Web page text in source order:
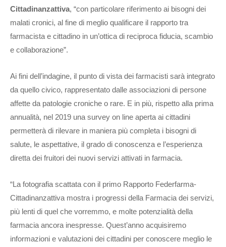
Cittadinanzattiva, “con particolare riferimento ai bisogni dei
malati cronici, al fine di meglio qualificare il rapporto tra
farmacista e cittadino in un’ottica di reciproca fiducia, scambio
e collaborazione”.
Ai fini dell’indagine, il punto di vista dei farmacisti sarà integrato
da quello civico, rappresentato dalle associazioni di persone
affette da patologie croniche o rare. E in più, rispetto alla prima
annualità, nel 2019 una survey on line aperta ai cittadini
permetterà di rilevare in maniera più completa i bisogni di
salute, le aspettative, il grado di conoscenza e l’esperienza
diretta dei fruitori dei nuovi servizi attivati in farmacia.
“La fotografia scattata con il primo Rapporto Federfarma-
Cittadinanzattiva mostra i progressi della Farmacia dei servizi,
più lenti di quel che vorremmo, e molte potenzialità della
farmacia ancora inespresse. Quest’anno acquisiremo
informazioni e valutazioni dei cittadini per conoscere meglio le